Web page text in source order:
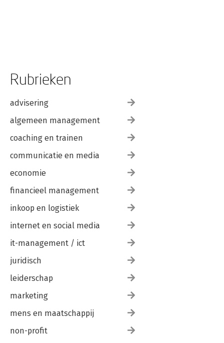
Rubrieken
advisering
algemeen management
coaching en trainen
communicatie en media
economie
financieel management
inkoop en logistiek
internet en social media
it-management / ict
juridisch
leiderschap
marketing
mens en maatschappij
non-profit